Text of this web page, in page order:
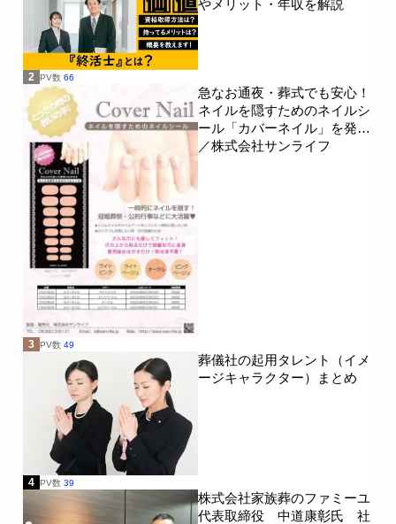
やメリット・年収を解説
2 PV数 66
急なお通夜・葬式でも安心！
ネイルを隠すためのネイルシ
ール「カバーネイル」を発売
／株式会社サンライフ
3 PV数 49
葬儀社の起用タレント（イメ
ージキャラクター）まとめ
4 PV数 39
株式会社家族葬のファミーユ
代表取締役 中道康彰氏 社